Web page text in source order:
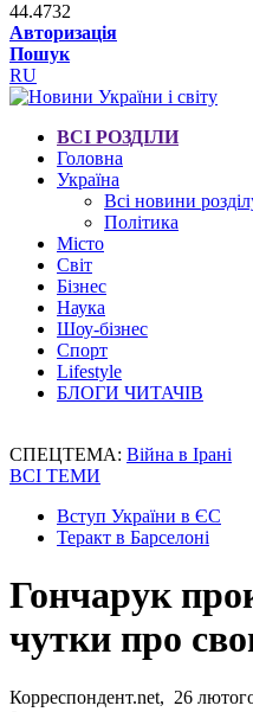
44.4732
Авторизація
Пошук
RU
ВСІ РОЗДІЛИ
Головна
Україна
Всі новини
Політика
Місто
Світ
Бізнес
Наука
Шоу-бізнес
Спорт
Lifestyle
БЛОГИ ЧИТАЧІВ
СПЕЦТЕМА: Війна в Ірані
ВСІ ТЕМИ
Вступ України в ЄС
Теракт в Барселоні
Гончарук
чутки про
Корреспондент.net, 26